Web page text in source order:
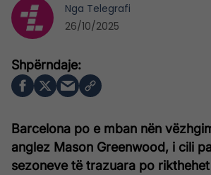
Barcelona po e mban nën
anglez Mason Greenwood, i cili
sezoneve të trazuara po
Nga Telegrafi
26/10/2025